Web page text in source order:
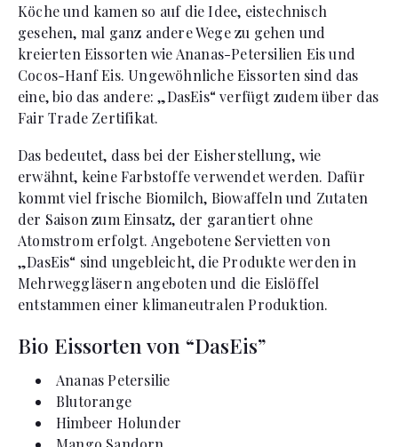
Köche und kamen so auf die Idee, eistechnisch
gesehen, mal ganz andere Wege zu gehen und
kreierten Eissorten wie Ananas-Petersilien Eis und
Cocos-Hanf Eis. Ungewöhnliche Eissorten sind das
eine, bio das andere: „DasEis“ verfügt zudem über das
Fair Trade Zertifikat.
Das bedeutet, dass bei der Eisherstellung, wie
erwähnt, keine Farbstoffe verwendet werden. Dafür
kommt viel frische Biomilch, Biowaffeln und Zutaten
der Saison zum Einsatz, der garantiert ohne
Atomstrom erfolgt. Angebotene Servietten von
„DasEis“ sind ungebleicht, die Produkte werden in
Mehrweggläsern angeboten und die Eislöffel
entstammen einer klimaneutralen Produktion.
Bio Eissorten von “DasEis”
Ananas Petersilie
Blutorange
Himbeer Holunder